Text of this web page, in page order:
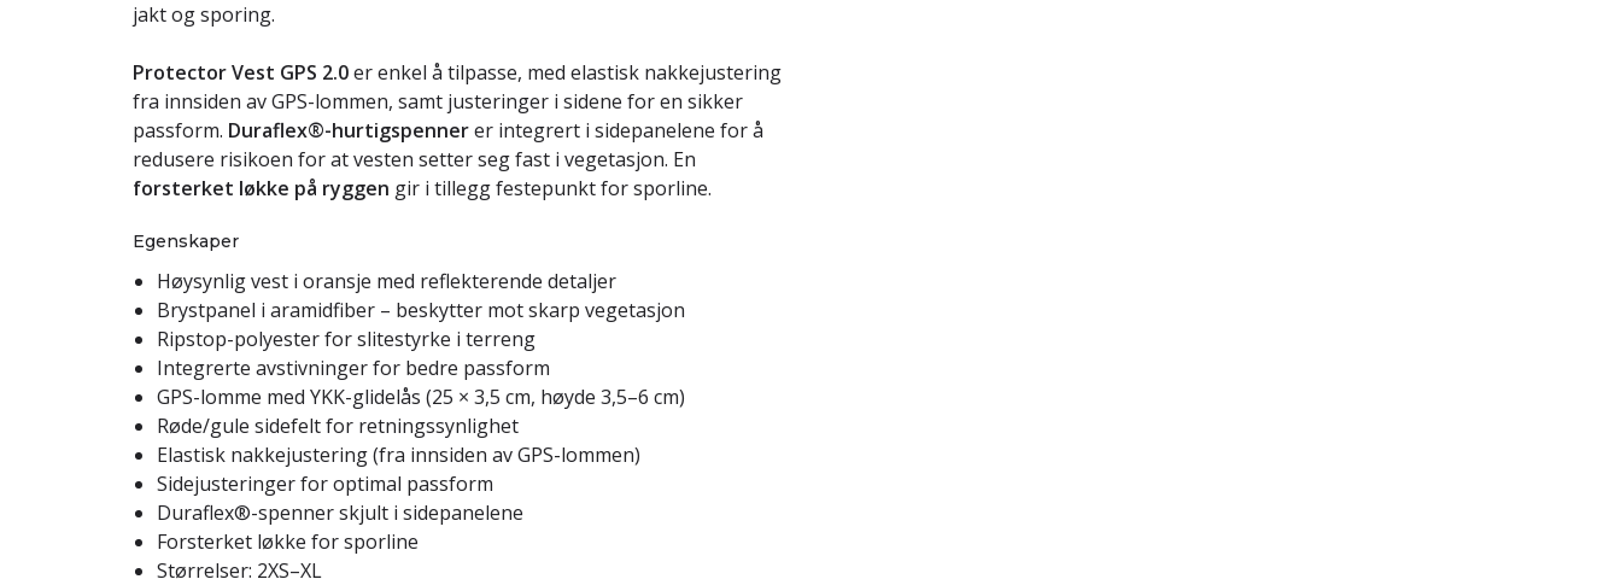
jakt og sporing.
Protector Vest GPS 2.0er enkel å tilpasse, med elastisk nakkejustering
fra innsiden av GPS-lommen, samt justeringer i sidene for en sikker
passform. Duraflex®-hurtigspennerer integrert i sidepanelene for å
redusere risikoen for at vesten setter seg fast i vegetasjon. En
forsterket løkke på ryggen gir i tillegg festepunkt for sporline.
Egenskaper
Høysynlig vest i oransje med reflekterende detaljer
Brystpanel i aramidfiber – beskytter mot skarp vegetasjon
Ripstop-polyester for slitestyrke i terreng
Integrerte avstivninger for bedre passform
GPS-lomme med YKK-glidelås (25 × 3,5 cm, høyde 3,5–6 cm)
Røde/gule sidefelt for retningssynlighet
Elastisk nakkejustering (fra innsiden av GPS-lommen)
Sidejusteringer for optimal passform
Duraflex®-spenner skjult i sidepanelene
Forsterket løkke for sporline
Størrelser: 2XS–XL